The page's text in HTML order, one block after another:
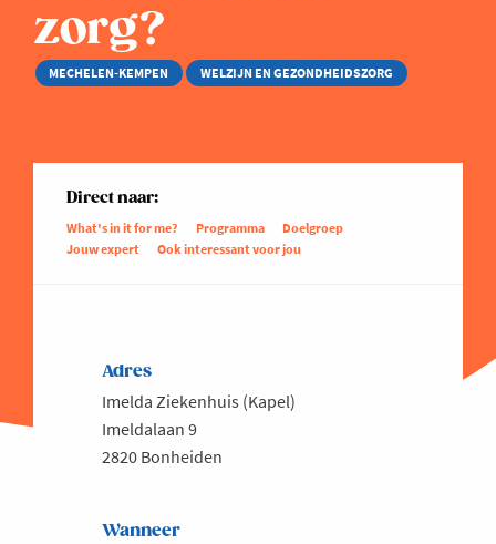
zorg?
MECHELEN-KEMPEN WELZIJN EN GEZONDHEIDSZORG
Direct naar:
What's in it for me? Programma
Doelgroep
Jouw expert
Ook interessant voor jou
Adres
Imelda Ziekenhuis (Kapel)
Imeldalaan 9
2820 Bonheiden
Wanneer